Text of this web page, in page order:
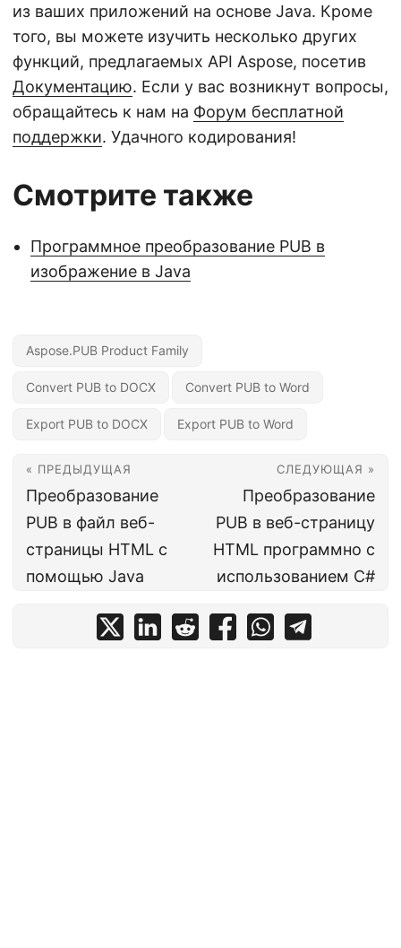
из ваших приложений на основе Java. Кроме
того, вы можете изучить несколько других
функций, предлагаемых API Aspose, посетив
Документацию. Если у вас возникнут вопросы,
обращайтесь к нам на Форум бесплатной
поддержки. Удачного кодирования!
Смотрите также
Программное преобразование PUB в
изображение в Java
Aspose.PUB Product Family
Convert PUB to DOCX Convert PUB to Word
Export PUB to DOCX Export PUB to Word
« ПРЕДЫДУЩАЯ
Преобразование
PUB в файл веб-
страницы HTML с
помощью Java
СЛЕДУЮЩАЯ »
Преобразование
PUB в веб-страницу
HTML программно с
использованием C#